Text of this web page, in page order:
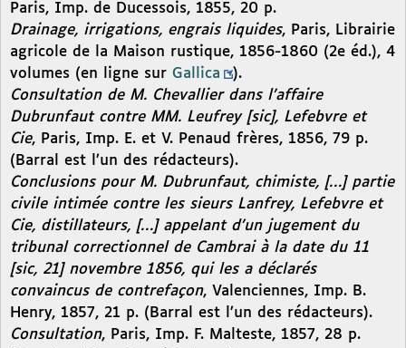
Paris, Imp. de Ducessois, 1855, 20 p.
Drainage, irrigations, engrais liquides, Paris, Librairie
agricole de la Maison rustique, 1856-1860 (2e éd.), 4
volumes (en ligne sur Gallica
).
Consultation de M. Chevallier dans l’affaire
Dubrunfaut contre MM. Leufrey [sic], Lefebvre et
Cie, Paris, Imp. E. et V. Penaud frères, 1856, 79 p.
(Barral est l’un des rédacteurs).
Conclusions pour M. Dubrunfaut, chimiste, […] partie
civile intimée contre les sieurs Lanfrey, Lefebvre et
Cie, distillateurs, […] appelant d’un jugement du
tribunal correctionnel de Cambrai à la date du 11
[sic, 21] novembre 1856, qui les a déclarés
convaincus de contrefaçon, Valenciennes, Imp. B.
Henry, 1857, 21 p. (Barral est l’un des rédacteurs).
Consultation, Paris, Imp. F. Malteste, 1857, 28 p.